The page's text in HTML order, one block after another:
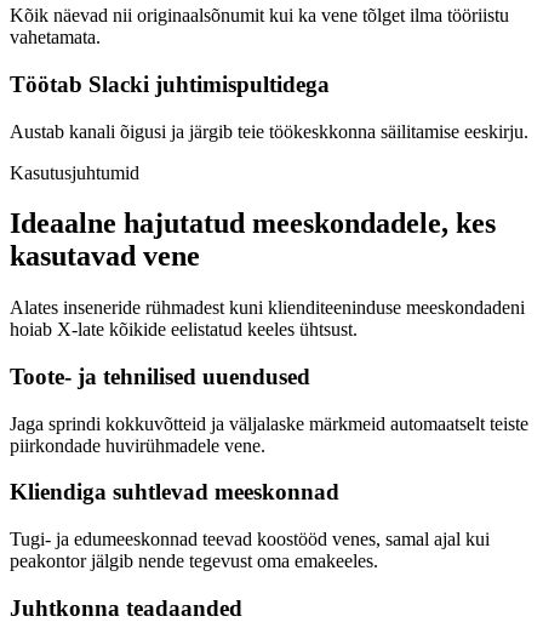
Kõik näevad nii originaalsõnumit kui ka vene tõlget ilma tööriistu
vahetamata.
Töötab Slacki juhtimispultidega
Austab kanali õigusi ja järgib teie töökeskkonna säilitamise eeskirju.
Kasutusjuhtumid
Ideaalne hajutatud meeskondadele, kes
kasutavad vene
Alates inseneride rühmadest kuni klienditeeninduse meeskondadeni
hoiab X-late kõikide eelistatud keeles ühtsust.
Toote- ja tehnilised uuendused
Jaga sprindi kokkuvõtteid ja väljalaske märkmeid automaatselt teiste
piirkondade huvirühmadele vene.
Kliendiga suhtlevad meeskonnad
Tugi- ja edumeeskonnad teevad koostööd venes, samal ajal kui
peakontor jälgib nende tegevust oma emakeeles.
Juhtkonna teadaanded